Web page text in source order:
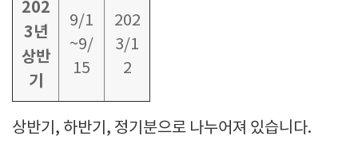
202
3년
상반
기
9/1
~9/
15
202
3/1
2
상반기, 하반기, 정기분으로 나누어져 있습니다.